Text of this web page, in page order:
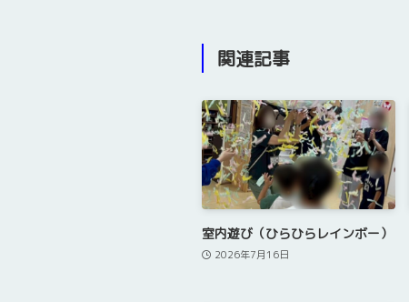
関連記事
室内遊び（ひらひらレインボー）
2026年7月16日